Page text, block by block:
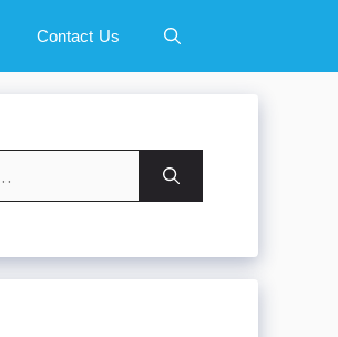
Contact Us